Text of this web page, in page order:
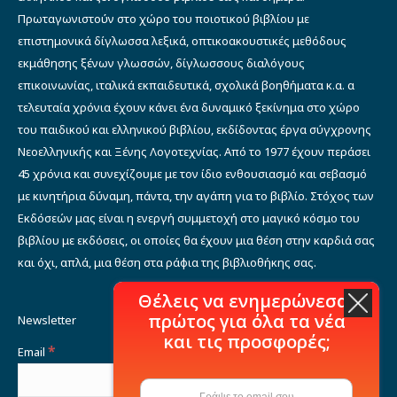
Πρωταγωνιστούν στο χώρο του ποιοτικού βιβλίου με
επιστημονικά δίγλωσσα λεξικά, οπτικοακουστικές μεθόδους
εκμάθησης ξένων γλωσσών, δίγλωσσους διαλόγους
επικοινωνίας, ιταλικά εκπαιδευτικά, σχολικά βοηθήματα κ.α. α
τελευταία χρόνια έχουν κάνει ένα δυναμικό ξεκίνημα στο χώρο
του παιδικού και ελληνικού βιβλίου, εκδίδοντας έργα σύγχρονης
Νεοελληνικής και Ξένης Λογοτεχνίας. Από το 1977 έχουν περάσει
45 χρόνια και συνεχίζουμε με τον ίδιο ενθουσιασμό και σεβασμό
με κινητήρια δύναμη, πάντα, την αγάπη για το βιβλίο. Στόχος των
Εκδόσεών μας είναι η ενεργή συμμετοχή στο μαγικό κόσμο του
βιβλίου με εκδόσεις, οι οποίες θα έχουν μια θέση στην καρδιά σας
και όχι, απλά, μια θέση στα ράφια της βιβλιοθήκης σας.
Newsletter
Email *
Θέλεις να ενημερώνεσαι
πρώτος για όλα τα νέα
και τις προσφορές;